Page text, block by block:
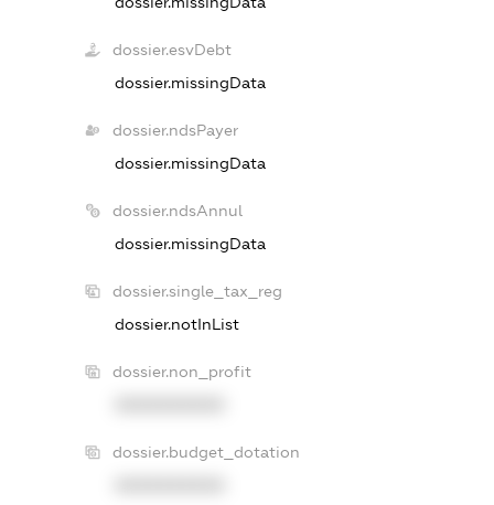
dossier.esvDebt
dossier.missingData
dossier.ndsPayer
dossier.missingData
dossier.ndsAnnul
dossier.missingData
dossier.single_tax_reg
dossier.notInList
dossier.non_profit
dossier.budget_dotation